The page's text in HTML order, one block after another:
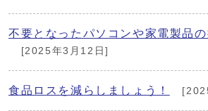
不要となったパソコンや家電製品
[2025年3月12日]
食品ロスを減らしましょう！